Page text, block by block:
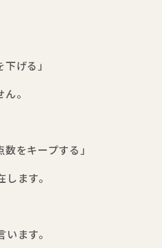
げる」
。
をキープする」
ます。
ます。